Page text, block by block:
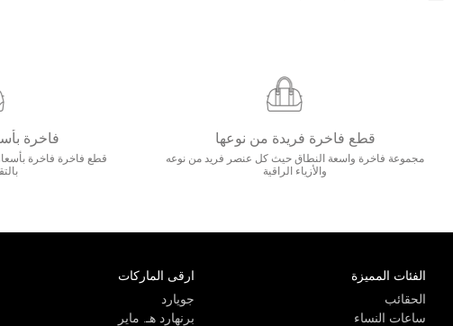
قطع فاخرة فريدة من نوعها
مجموعة فاخرة واسعة النطاق حيث كل عنصر فريد من نوعه
والأزياء الراقية
فاخرة
قطع فاخرة فاخرة
الفئات المميزة
الحقائب
ساعات النساء
ارقى الماركات
جويارد
برنهارد هـ. ماير